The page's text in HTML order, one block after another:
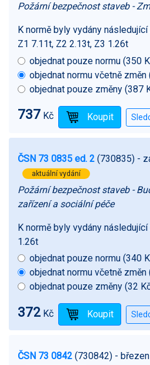
Požární bezpečnost staveb -
K normě byly vydány následující
Z1 7.11t, Z2 2.13t, Z3 1.26t
objednat pouze normu (350
objednat normu včetně změn
objednat pouze změny (387
737 Kč
ČSN 73 0835 ed. 2 (730835) -
aktuální vydání
Požární bezpečnost staveb -
zařízení a sociální péče
K normě byly vydány následující
1.26t
objednat pouze normu (340
objednat normu včetně změn
objednat pouze změny (32
372 Kč
ČSN 73 0842 (730842) -